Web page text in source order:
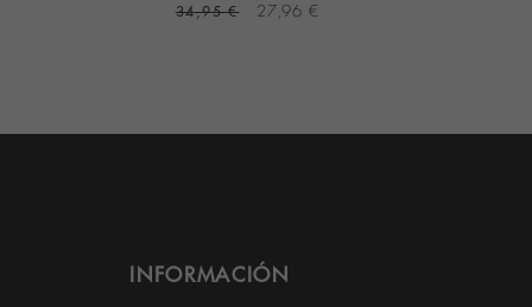
34,95 € 27,96 €
INFORMACIÓN